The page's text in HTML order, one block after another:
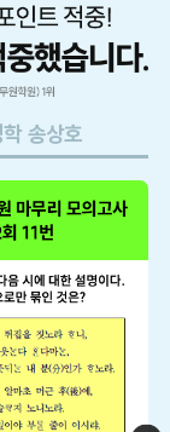
송상호